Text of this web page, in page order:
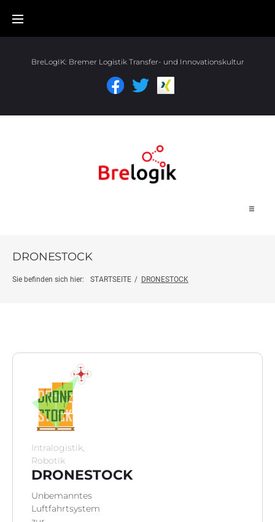
BreLogIK: Bremer Logistik Transfer- und Innovationskultur
Projektinfo
Botschafter:innen
News
Kontakt
DRONESTOCK
Sie befinden sich hier: STARTSEITE / DRONESTOCK
Intralogistik,
Robotik
DRONESTOCK
Unbemanntes
Luftfahrtsystem